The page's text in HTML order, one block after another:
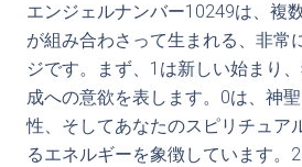
エンジェルナンバー10249は、複
が組み合わさって生まれる、非常
ジです。まず、1は新しい始まり
成への意欲を表します。0は、神
性、そしてあなたのスピリチュア
るエネルギーを象徴しています。